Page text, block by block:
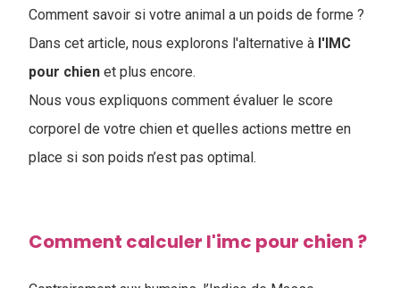
Comment savoir si votre animal a un poids de forme ?
Dans cet article, nous explorons l'alternative à l'IMC
pour chien et plus encore.
Nous vous expliquons comment évaluer le score
corporel de votre chien et quelles actions mettre en
place si son poids n’est pas optimal.
Comment calculer l'imc pour chien ?